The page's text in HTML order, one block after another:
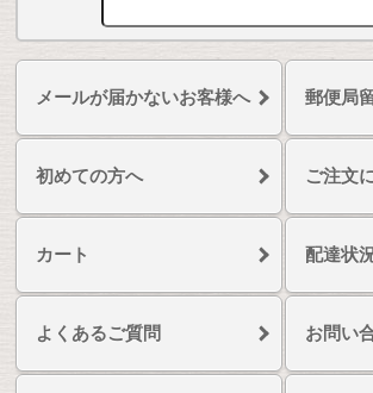
メールが届かないお客様へ 郵便局
初めての方へ ご注文
カート 配達状
よくあるご質問 お問い